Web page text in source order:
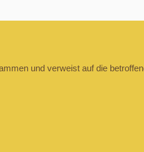
und verweist auf die